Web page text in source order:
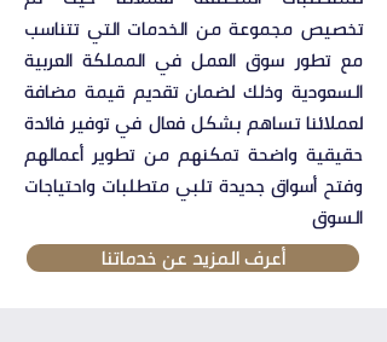
تخصيص مجموعة من الخدمات التي تتناسب
مع تطور سوق العمل في المملكة العربية
السعودية وذلك لضمان تقديم قيمة مضافة
لعملائنا تساهم بشكل فعال في توفير فائدة
حقيقية واضحة تمكنهم من تطوير أعمالهم
وفتح أسواق جديدة تلبي متطلبات واحتياجات
السوق
أعرف المزيد عن خدماتنا